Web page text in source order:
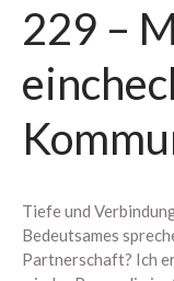
229 –
Tiefe und
Bedeutsames
Partnerschaft? Ich